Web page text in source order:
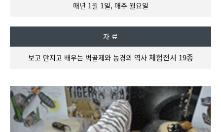
매년 1월 1일, 매주 월요일
자 료
보고 만지고 배우는 벽골제와 농경의 역사 체험전시 19종